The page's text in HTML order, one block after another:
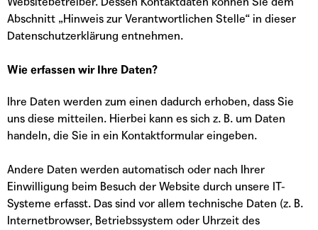
Abschnitt „Hinweis zur Verantwortlichen Stelle“ in dieser
Datenschutzerklärung entnehmen.
Wie erfassen wir Ihre Daten?
Ihre Daten werden zum einen dadurch erhoben, dass Sie
uns diese mitteilen. Hierbei kann es sich z. B. um Daten
handeln, die Sie in ein Kontaktformular eingeben.
Andere Daten werden automatisch oder nach Ihrer
Einwilligung beim Besuch der Website durch unsere IT-
Systeme erfasst. Das sind vor allem technische Daten (z. B.
Internetbrowser, Betriebssystem oder Uhrzeit des